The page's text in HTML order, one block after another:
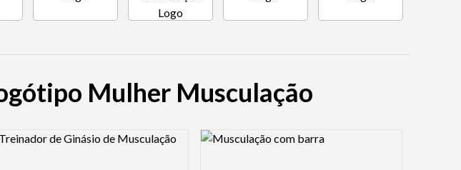
Mulher Musculação
Preview Image Logo Preview Image